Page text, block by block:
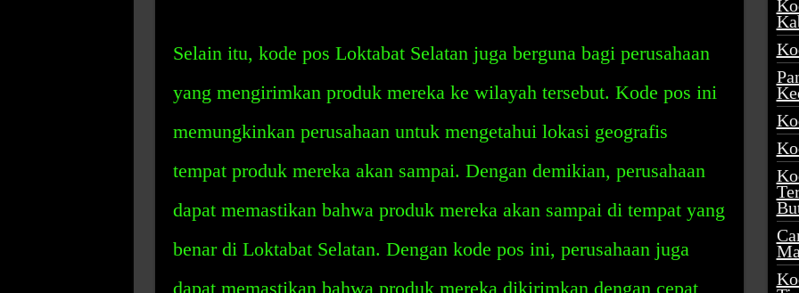
Selain itu, kode pos Loktabat Selatan juga berguna bagi perusahaan
yang mengirimkan produk mereka ke wilayah tersebut. Kode pos ini
memungkinkan perusahaan untuk mengetahui lokasi geografis
tempat produk mereka akan sampai. Dengan demikian, perusahaan
dapat memastikan bahwa produk mereka akan sampai di tempat yang
benar di Loktabat Selatan. Dengan kode pos ini, perusahaan juga
dapat memastikan bahwa produk mereka dikirimkan dengan cepat